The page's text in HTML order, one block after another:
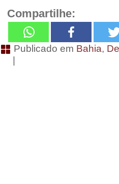
Compartilhe:
Publicado em Bahia,
|